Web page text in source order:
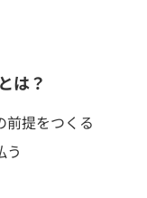
は？
前提をつくる
う